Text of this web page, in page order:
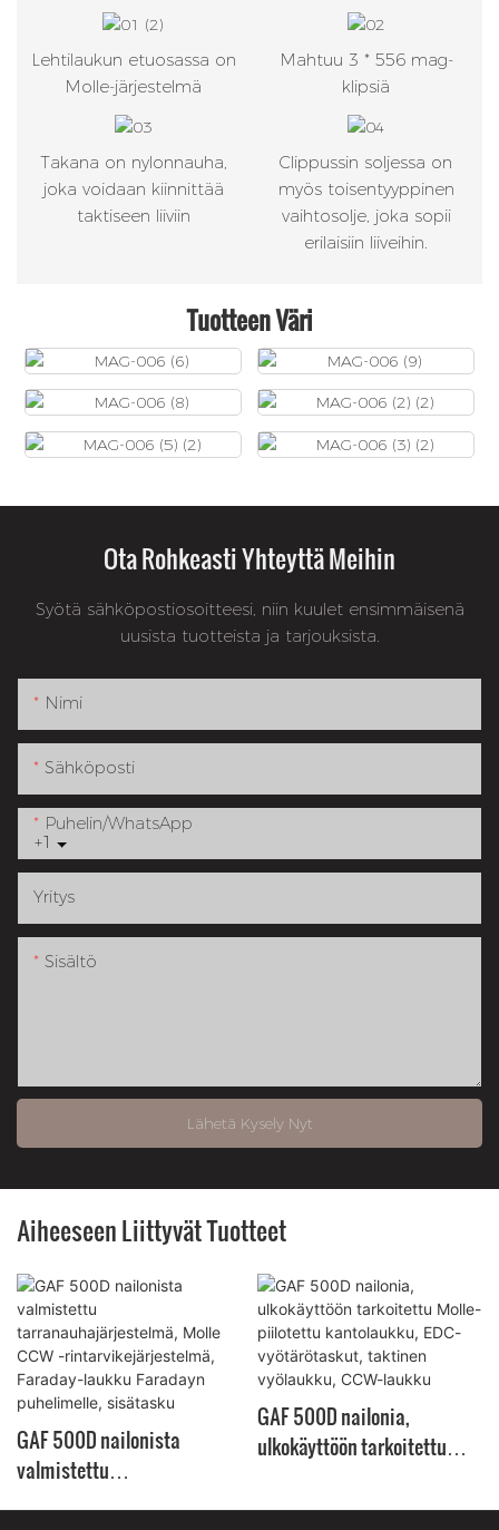
Lehtilaukun etuosassa on
Molle-järjestelmä
Mahtuu 3 * 556 mag-
klipsiä
Takana on nylonnauha,
joka voidaan kiinnittää
taktiseen liiviin
Clippussin soljessa on
myös toisentyyppinen
vaihtosolje, joka sopii
erilaisiin liiveihin.
Tuotteen Väri
Ota Rohkeasti Yhteyttä Meihin
Syötä sähköpostiosoitteesi, niin kuulet ensimmäisenä
uusista tuotteista ja tarjouksista.
Nimi
Sähköposti
+1
Puhelin/WhatsApp
Yritys
Sisältö
Lähetä Kysely Nyt
Aiheeseen Liittyvät Tuotteet
GAF 500D nailonista
valmistettu
GAF 500D nailonia,
ulkokäyttöön tarkoitettu
EDC-vyötärötaskut, taktinen